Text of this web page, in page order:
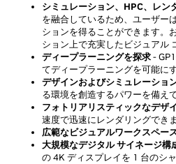
シミュレーション、HPC、レン
を融合しているため、ユーザー
ションを得ることができます。
ション上で充実したビジュアル
ディープラーニングを探求-
てディープラーニングを可能に
デザインおよびシミュレーショ
る環境を創造するパワーを備え
フォトリアリスティックなデザ
速度で迅速にレンダリングできま
広範なビジュアルワークスペー
大規模なデジタル サイネージ構
の 4K ディスプレイを 1 台のシ